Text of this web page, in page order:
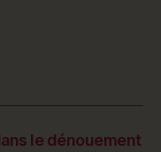
le dénouement